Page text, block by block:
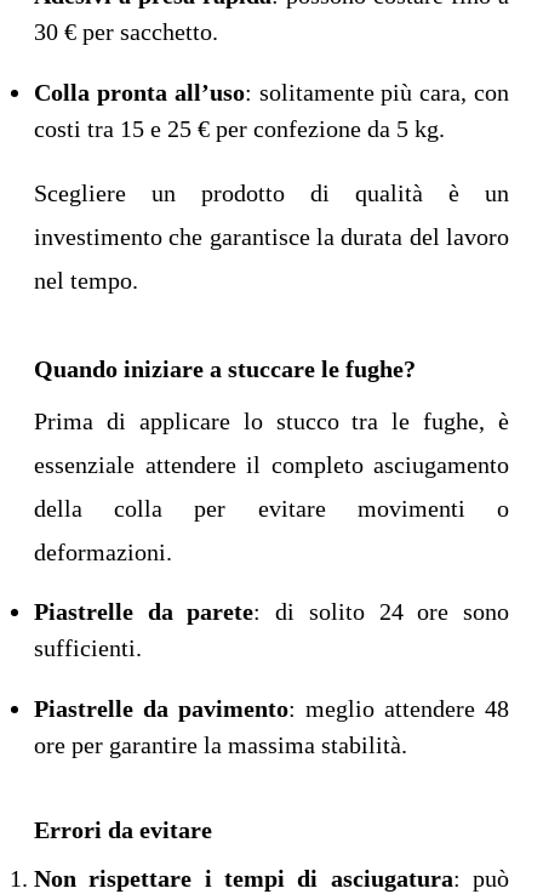
30 € per sacchetto.
Colla pronta all’uso: solitamente più cara, con
costi tra 15 e 25 € per confezione da 5 kg.
Scegliere un prodotto di qualità è un
investimento che garantisce la durata del lavoro
nel tempo.
Quando iniziare a stuccare le fughe?
Prima di applicare lo stucco tra le fughe, è
essenziale attendere il completo asciugamento
della colla per evitare movimenti o
deformazioni.
Piastrelle da parete: di solito 24 ore sono
sufficienti.
Piastrelle da pavimento: meglio attendere 48
ore per garantire la massima stabilità.
Errori da evitare
Non rispettare i tempi di asciugatura: può